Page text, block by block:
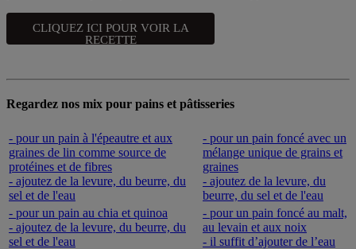
CLIQUEZ ICI POUR VOIR LA
RECETTE
Regardez nos mix pour pains et pâtisseries
- pour un pain à l'épeautre et aux
graines de lin comme source de
protéines et de fibres
- ajoutez de la levure, du beurre, du
sel et de l'eau
- pour un pain foncé avec un
mélange unique de grains et
graines
- ajoutez de la levure, du
beurre, du sel et de l'eau
- pour un pain au chia et quinoa
- ajoutez de la levure, du beurre, du
sel et de l'eau
- pour un pain foncé au malt,
au levain et aux noix
- il suffit d’ajouter de l’eau